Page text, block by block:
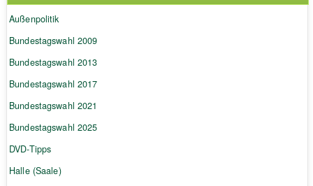
Außenpolitik
Bundestagswahl 2009
Bundestagswahl 2013
Bundestagswahl 2017
Bundestagswahl 2021
Bundestagswahl 2025
DVD-Tipps
Halle (Saale)